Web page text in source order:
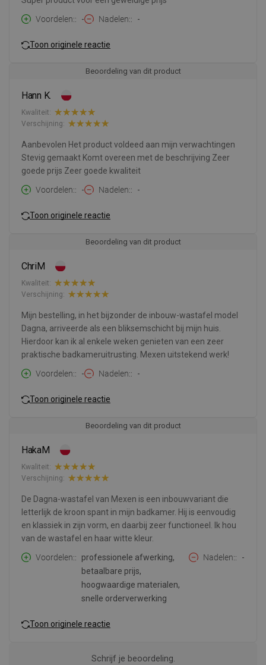
Voordelen:
- Nadelen: -
Toon originele reactie
Beoordeling van dit product
Hann K.
Kwaliteit:
Verschijning:
Aanbevolen Het product voldeed aan mijn verwachtingen
Stevig gemaakt Komt overeen met de beschrijving Zeer
goede prijs Zeer goede kwaliteit
Voordelen:
- Nadelen: -
Toon originele reactie
Beoordeling van dit product
ChriM
Kwaliteit:
Verschijning:
Mijn bestelling, in het bijzonder de inbouw-wastafel model
Dagna, arriveerde als een bliksemschicht bij mijn huis.
Hierdoor kan ik al enkele weken genieten van een zeer
praktische badkameruitrusting. Mexen uitstekend werk!
Voordelen:
- Nadelen: -
Toon originele reactie
Beoordeling van dit product
HakaM
Kwaliteit:
Verschijning:
De Dagna-wastafel van Mexen is een inbouwvariant die
letterlijk de kroon spant in mijn badkamer. Hij is eenvoudig
en klassiek in zijn vorm, en daarbij zeer functioneel. Ik hou
van de wastafel en haar witte kleur.
Voordelen:
professionele afwerking,
betaalbare prijs,
hoogwaardige materialen,
snelle orderverwerking
Nadelen: -
Toon originele reactie
Schrijf je beoordeling.